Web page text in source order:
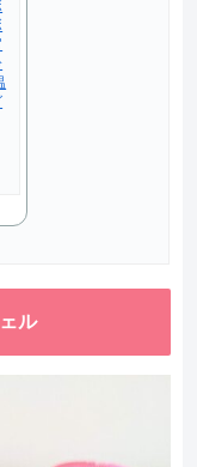
ル